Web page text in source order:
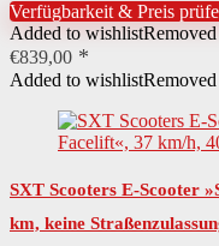
Details Motor
Antriebsform
Reichweite Akku
Ladezeit Akku
Verfügbarkeit & Preis
Added to wishlist
€839,00
Added to wishlist
SXT Scooters E-Scooter
km, keine